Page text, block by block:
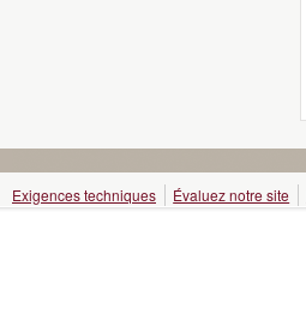
Exigences techniques Évaluez notre site